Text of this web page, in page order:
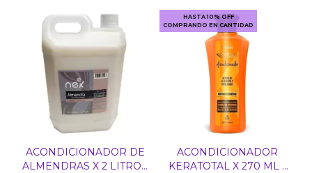
ACONDICIONADOR DE
ALMENDRAS X 2 LITROS
HASTA 10% OFF
COMPRANDO EN CANTIDAD
ACONDICIONADOR
KERATOTAL X 270 ML -